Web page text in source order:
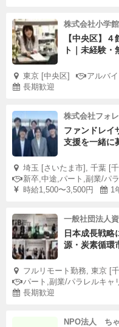
株式会社小学
【中央区】
ト｜未経験
東京 [中央区] アルバ
長期歓迎
株式会社フォ
ファンドレイ
支援を一緒に
埼玉 [さいたま市], 千葉 [
新卒,中途,パート,副業/パ
時給1,500〜3,500円
1
一般社団法人
日本成長戦略
源・炭素循環
フルリモート勤務, 東京 [
パート,副業/パラレルキャ
長期歓迎
NPO法人 ち